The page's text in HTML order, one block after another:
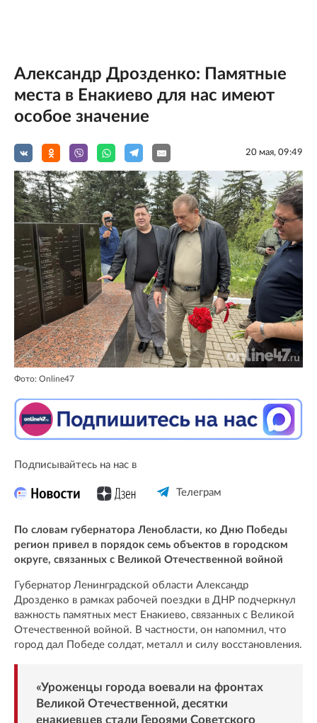
Александр Дрозденко: Памятные
места в Енакиево для нас имеют
особое значение
20 мая, 09:49
Фото: Online47
Подписывайтесь на нас в
Телеграм
По словам губернатора Ленобласти, ко Дню Победы
регион привел в порядок семь объектов в городском
округе, связанных с Великой Отечественной войной
Губернатор Ленинградской области Александр
Дрозденко в рамках рабочей поездки в ДНР подчеркнул
важность памятных мест Енакиево, связанных с Великой
Отечественной войной. В частности, он напомнил, что
город дал Победе солдат, металл и силу восстановления.
«Уроженцы города воевали на фронтах
Великой Отечественной, десятки
енакиевцев стали Героями Советского